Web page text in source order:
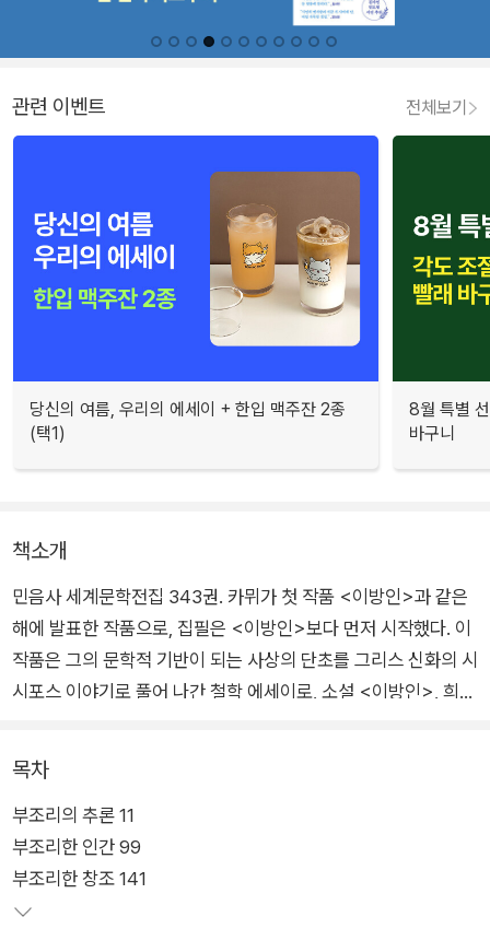
관련 이벤트 전체보기
당신의 여름, 우리의 에세이 + 한입 맥주잔 2종
(택1)
8월 특별
바구니
책소개
민음사 세계문학전집 343권. 카뮈가 첫 작품 <이방인>과 같은
해에 발표한 작품으로, 집필은 <이방인>보다 먼저 시작했다. 이
작품은 그의 문학적 기반이 되는 사상의 단초를 그리스 신화의 시
시포스 이야기로 풀어 나간 철학 에세이로, 소설 <이방인>, 희곡
그는 신의 저주에 의해 영원히 산 밑에서 위로 바위를 밀어 올리
는 삶을 살아야 하는 시지프의 운명을 부조리한 세계에 던져진 인
간의 삶에 빗대, 인간이 할 수 있는 최선의 반항은 자살이 아니라
그 삶을 똑바로 직시하며 끝까지 이어 나가는 것임을 밝힌다. 카
뮈가 한결같이 강조하는 것은 살아 있다는 명철한 의식과 반항에
목차
부조리의 추론 11
부조리한 인간 99
부조리한 창조 141